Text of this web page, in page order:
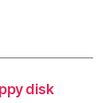
disk